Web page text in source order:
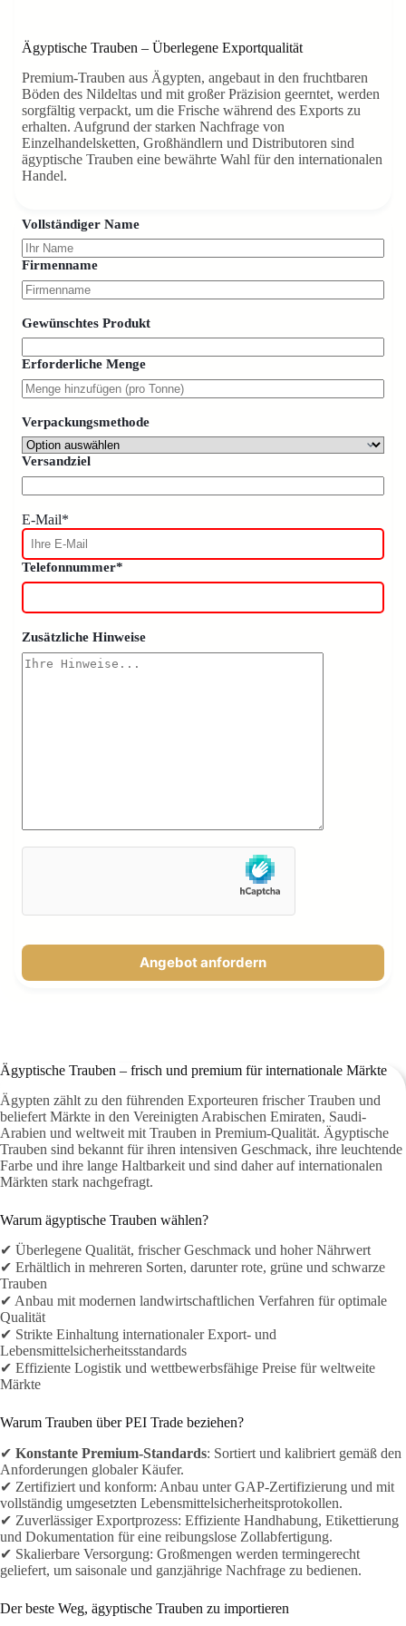
Ägyptische Trauben – Überlegene Exportqualität
Premium-Trauben aus Ägypten, angebaut in den fruchtbaren
Böden des Nildeltas und mit großer Präzision geerntet, werden
sorgfältig verpackt, um die Frische während des Exports zu
erhalten. Aufgrund der starken Nachfrage von
Einzelhandelsketten, Großhändlern und Distributoren sind
ägyptische Trauben eine bewährte Wahl für den internationalen
Handel.
Vollständiger Name
Firmenname
Gewünschtes Produkt
Erforderliche Menge
Verpackungsmethode
Versandziel
E-Mail*
Telefonnummer*
Zusätzliche Hinweise
Angebot anfordern
Ägyptische Trauben – frisch und premium für internationale Märkte
Ägypten zählt zu den führenden Exporteuren frischer Trauben und
beliefert Märkte in den Vereinigten Arabischen Emiraten, Saudi-
Arabien und weltweit mit Trauben in Premium-Qualität. Ägyptische
Trauben sind bekannt für ihren intensiven Geschmack, ihre leuchtende
Farbe und ihre lange Haltbarkeit und sind daher auf internationalen
Märkten stark nachgefragt.
Warum ägyptische Trauben wählen?
✔ Überlegene Qualität, frischer Geschmack und hoher Nährwert
✔ Erhältlich in mehreren Sorten, darunter rote, grüne und schwarze
Trauben
✔ Anbau mit modernen landwirtschaftlichen Verfahren für optimale
Qualität
✔ Strikte Einhaltung internationaler Export- und
Lebensmittelsicherheitsstandards
✔ Effiziente Logistik und wettbewerbsfähige Preise für weltweite
Märkte
Warum Trauben über PEI Trade beziehen?
✔ Konstante Premium-Standards: Sortiert und kalibriert gemäß den
Anforderungen globaler Käufer.
✔ Zertifiziert und konform: Anbau unter GAP-Zertifizierung und mit
vollständig umgesetzten Lebensmittelsicherheitsprotokollen.
✔ Zuverlässiger Exportprozess: Effiziente Handhabung, Etikettierung
und Dokumentation für eine reibungslose Zollabfertigung.
✔ Skalierbare Versorgung: Großmengen werden termingerecht
geliefert, um saisonale und ganzjährige Nachfrage zu bedienen.
Der beste Weg, ägyptische Trauben zu importieren